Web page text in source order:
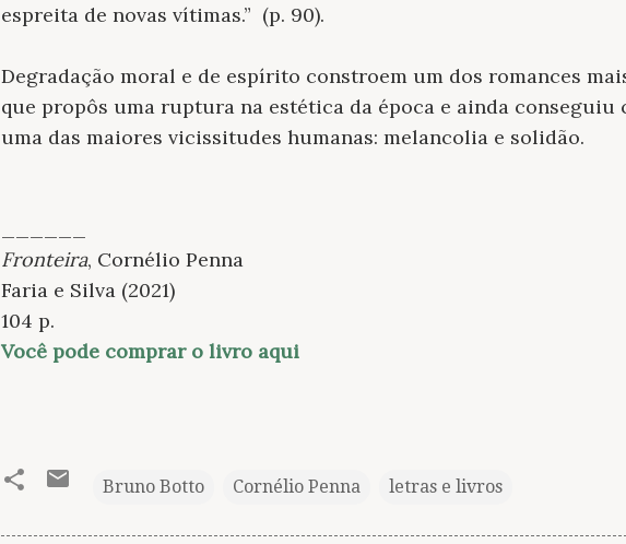
espreita de novas vítimas.” (p. 90).
Degradação moral e de espírito constroem um dos romances
que propôs uma ruptura na estética da época e ainda
uma das maiores vicissitudes humanas: melancolia e solidão.
Fronteira, Cornélio Penna
Faria e Silva (2021)
104 p.
Você pode comprar o livro aqui
Bruno Botto Cornélio Penna letras e livros